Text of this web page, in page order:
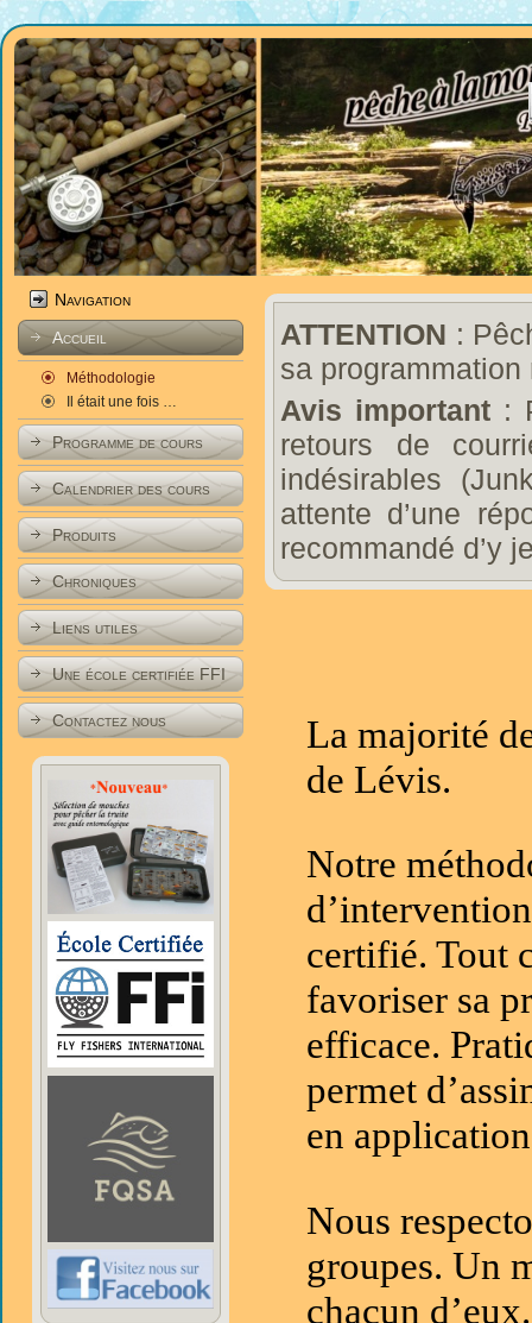
Navigation
Accueil
Méthodologie
Il était une fois …
Programme de cours
Calendrier des cours
Produits
Chroniques
Liens utiles
Une école certifiée FFI
Contactez nous
ATTENTION :
sa
Avis important :
retours de
indésirables
attente d’une
recommandé d’y
La majorité
de Lévis.
Notre
certifié. Tout
favoriser sa
efficace.
permet
en
Nous
groupes. Un
chacun